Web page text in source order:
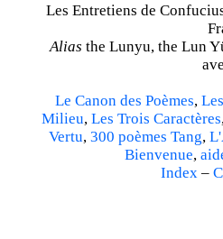
Les Entretiens de
Alias the Lunyu, the Lun
Le Canon des Poèmes,
Milieu, Les Trois Caractères
Vertu, 300 poèmes Tang,
Bienvenue,
Index –